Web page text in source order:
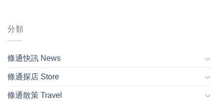
分類
條通快訊 News
條通探店 Store
條通散策 Travel